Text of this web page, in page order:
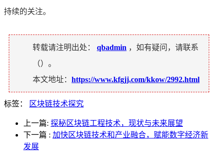
持续的关注。
转载请注明出处： qbadmin ，如有疑问，请联系
（）。
本文地址： https://www.kfgjj.com/kkow/2992.html
标签： 区块链技术探究
上一篇: 探秘区块链工程技术，现状与未来展望
下一篇 : 加快区块链技术和产业融合，赋能数字经济新
发展